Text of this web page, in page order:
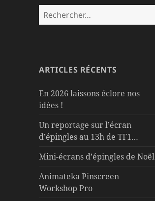
Rechercher :
ARTICLES RÉCENTS
En 2026 laissons éclore nos
idées !
Un reportage sur l’écran
d’épingles au 13h de TF1…
Mini-écrans d’épingles de Noël
Animateka Pinscreen
Workshop Pro